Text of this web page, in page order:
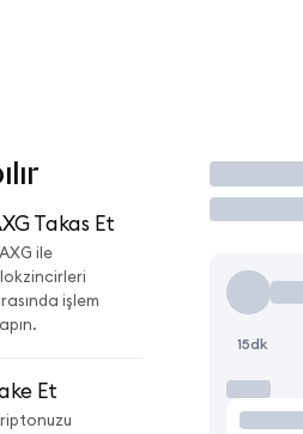
Takas Et
ile
işlem
Et
İşlem
15dk